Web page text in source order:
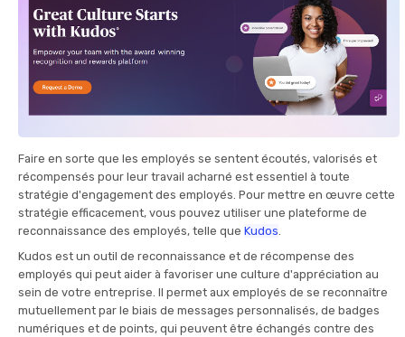
Faire en sorte que les employés se sentent écoutés, valorisés et
récompensés pour leur travail acharné est essentiel à toute
stratégie d'engagement des employés. Pour mettre en œuvre cette
stratégie efficacement, vous pouvez utiliser une plateforme de
reconnaissance des employés, telle que Kudos.
Kudos est un outil de reconnaissance et de récompense des
employés qui peut aider à favoriser une culture d'appréciation au
sein de votre entreprise. Il permet aux employés de se reconnaître
mutuellement par le biais de messages personnalisés, de badges
numériques et de points, qui peuvent être échangés contre des